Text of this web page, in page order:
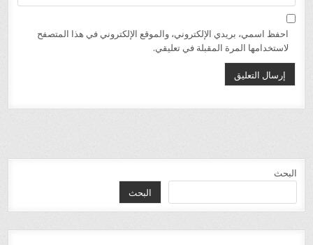
احفظ اسمي، بريدي الإلكتروني، والموقع الإلكتروني في هذا المتصفح
لاستخدامها المرة المقبلة في تعليقي.
البحث
البحث